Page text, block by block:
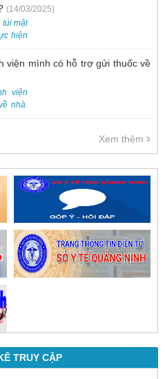
(14/03/2025)
túi mật
hiện
đây
toàn
viện mình có hỗ trợ gửi thuốc về
viện
nhà.
viện
Xem thêm
TRUY CẬP